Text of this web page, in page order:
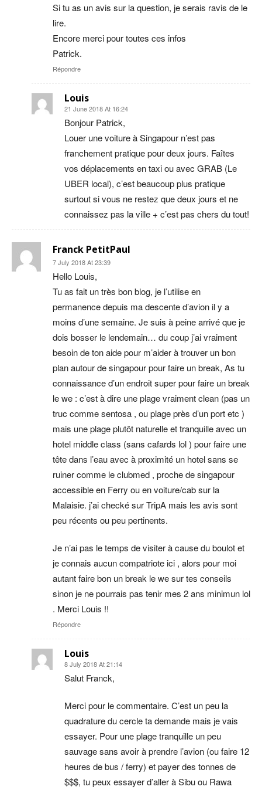
Si tu as un avis sur la question, je serais ravis de le
lire.
Encore merci pour toutes ces infos
Patrick.
Répondre
Louis
21 June 2018 At 16:24
Bonjour Patrick,
Louer une voiture à Singapour n’est pas
franchement pratique pour deux jours. Faîtes
vos déplacements en taxi ou avec GRAB (Le
UBER local), c’est beaucoup plus pratique
surtout si vous ne restez que deux jours et ne
connaissez pas la ville + c’est pas chers du tout!
Franck PetitPaul
7 July 2018 At 23:39
Hello Louis,
Tu as fait un très bon blog, je l’utilise en
permanence depuis ma descente d’avion il y a
moins d’une semaine. Je suis à peine arrivé que je
dois bosser le lendemain… du coup j’ai vraiment
besoin de ton aide pour m’aider à trouver un bon
plan autour de singapour pour faire un break, As tu
connaissance d’un endroit super pour faire un break
le we : c’est à dire une plage vraiment clean (pas un
truc comme sentosa , ou plage près d’un port etc )
mais une plage plutôt naturelle et tranquille avec un
hotel middle class (sans cafards lol ) pour faire une
tête dans l’eau avec à proximité un hotel sans se
ruiner comme le clubmed , proche de singapour
accessible en Ferry ou en voiture/cab sur la
Malaisie. j’ai checké sur TripA mais les avis sont
peu récents ou peu pertinents.
Je n’ai pas le temps de visiter à cause du boulot et
je connais aucun compatriote ici , alors pour moi
autant faire bon un break le we sur tes conseils
sinon je ne pourrais pas tenir mes 2 ans minimun lol
. Merci Louis !!
Répondre
Louis
8 July 2018 At 21:14
Salut Franck,
Merci pour le commentaire. C’est un peu la
quadrature du cercle ta demande mais je vais
essayer. Pour une plage tranquille un peu
sauvage sans avoir à prendre l’avion (ou faire 12
heures de bus / ferry) et payer des tonnes de
$$$, tu peux essayer d’aller à Sibu ou Rawa